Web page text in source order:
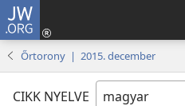
JW.ORG
Őrtorony | 2015. december
CIKK NYELVE